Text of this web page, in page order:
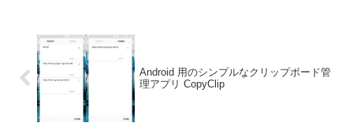
Android 用のシンプルなクリップボード管
理アプリ CopyClip